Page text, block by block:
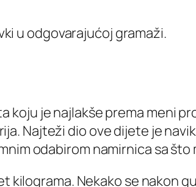
u odgovarajućoj gramaži.
koju je najlakše prema meni
Najteži dio ove dijete je
odabirom namirnica sa što
kilograma. Nekako se nakon